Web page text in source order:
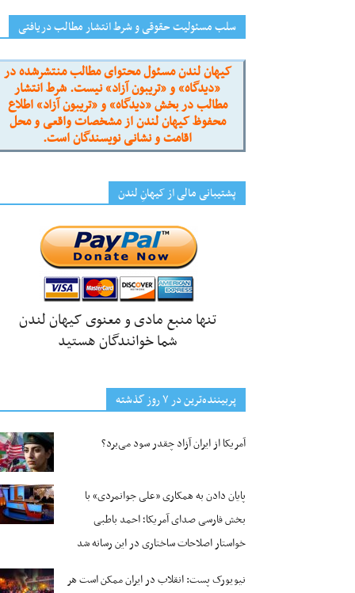
سلب مسئولیت حقوقی و شرط انتشار مطالب دریافتی
کیهان لندن مسئول محتوای مطالب منتشرشده در
«دیدگاه» و «تریبون آزاد» نیست. شرط انتشار
مطالب در بخش «دیدگاه» و «تریبون آزاد» اطلاع
محفوظ کیهان لندن از مشخصات واقعی و محل
اقامت و نشانی نویسندگان است.
پشتیبانی مالی از کیهانِ لندن
تنها منبع مادی و معنوی کیهان لندن
شما خوانندگان هستید
پربیننده‌ترین‌ در ۷ روز گذشته
آمریکا از ایران آزاد چقدر سود می‌برد؟
پایان دادن به همکاری «علی جوانمردی» با
بخش فارسی صدای آمریکا؛ احمد باطبی
خواستار اصلاحات ساختاری در این رسانه شد
نیویورک پست: انقلاب در ایران ممکن است هر